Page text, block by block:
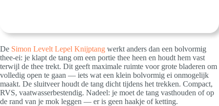
De Simon Levelt Lepel Knijptang werkt anders dan een bolvormig
thee-ei: je klapt de tang om een portie thee heen en houdt hem vast
terwijl de thee trekt. Dit geeft maximale ruimte voor grote bladeren om
volledig open te gaan — iets wat een klein bolvormig ei onmogelijk
maakt. De sluitveer houdt de tang dicht tijdens het trekken. Compact,
RVS, vaatwasserbestendig. Nadeel: je moet de tang vasthouden of op
de rand van je mok leggen — er is geen haakje of ketting.